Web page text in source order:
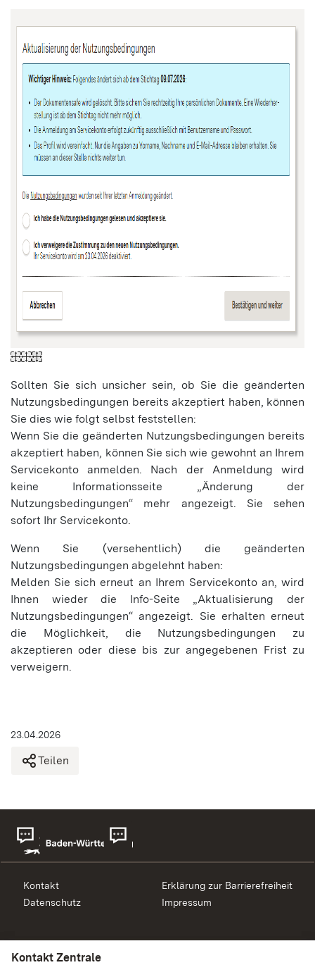
23.04.2026
Teilen
Sollten Sie sich unsicher sein, ob Sie die geänderten
Nutzungsbedingungen bereits akzeptiert haben, können
Sie dies wie folgt selbst feststellen:
Wenn Sie die geänderten Nutzungsbedingungen bereits
akzeptiert haben, können Sie sich wie gewohnt an Ihrem
Servicekonto anmelden. Nach der Anmeldung wird
keine Informationsseite „Änderung der
Nutzungsbedingungen“ mehr angezeigt. Sie sehen
sofort Ihr Servicekonto.
Wenn Sie (versehentlich) die geänderten
Nutzungsbedingungen abgelehnt haben:
Melden Sie sich erneut an Ihrem Servicekonto an, wird
Ihnen wieder die Info-Seite „Aktualisierung der
Nutzungsbedingungen“ angezeigt. Sie erhalten erneut
die Möglichkeit, die Nutzungsbedingungen zu
akzeptieren oder diese bis zur angegebenen Frist zu
verweigern.
Kontakt
Datenschutz
Erklärung zur Barrierefreiheit
Impressum
Kontakt Beihilfe
Kontakt Zentrale